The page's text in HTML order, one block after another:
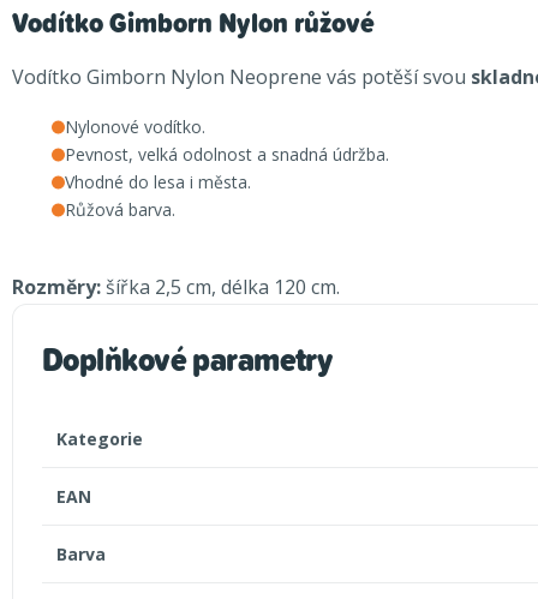
Vodítko Gimborn Nylon růžové
Vodítko Gimborn Nylon Neoprene vás potěší svou
Nylonové vodítko.
Pevnost, velká odolnost a snadná údržba.
Vhodné do lesa i města.
Růžová barva.
Rozměry: šířka 2,5 cm, délka 120 cm.
Doplňkové parametry
Kategorie
EAN
Barva